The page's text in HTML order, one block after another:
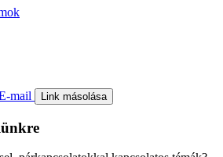
mail Link másolása